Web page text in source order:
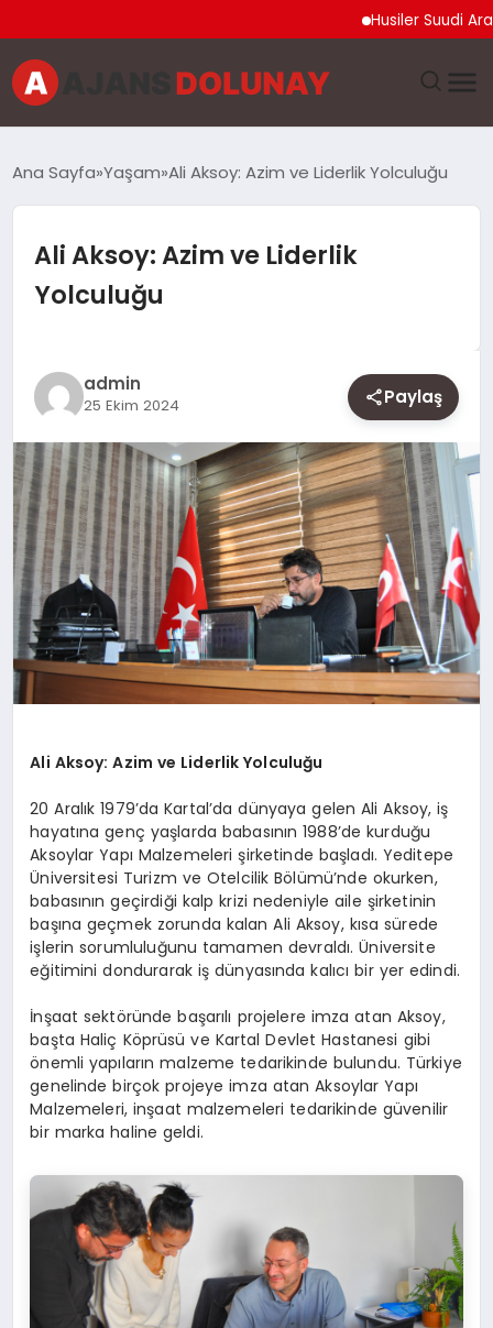
Husiler Suudi
EĞITIM
EKONOMI
GÜNCEL
MAGAZIN
SAĞLIK
SIYASET
SPOR
YAŞAM
Ana Sayfa Yaşam Ali Aksoy: Azim ve Liderlik Yolculuğu
Ali Aksoy: Azim ve Liderlik
Yolculuğu
admin
25 Ekim 2024 Paylaş
Ali Aksoy: Azim ve Liderlik Yolculuğu
20 Aralık 1979’da Kartal’da dünyaya gelen Ali Aksoy, iş
hayatına genç yaşlarda babasının 1988’de kurduğu
Aksoylar Yapı Malzemeleri şirketinde başladı. Yeditepe
Üniversitesi Turizm ve Otelcilik Bölümü’nde okurken,
babasının geçirdiği kalp krizi nedeniyle aile şirketinin
başına geçmek zorunda kalan Ali Aksoy, kısa sürede
işlerin sorumluluğunu tamamen devraldı. Üniversite
eğitimini dondurarak iş dünyasında kalıcı bir yer edindi.
İnşaat sektöründe başarılı projelere imza atan Aksoy,
başta Haliç Köprüsü ve Kartal Devlet Hastanesi gibi
önemli yapıların malzeme tedarikinde bulundu. Türkiye
genelinde birçok projeye imza atan Aksoylar Yapı
Malzemeleri, inşaat malzemeleri tedarikinde güvenilir
bir marka haline geldi.